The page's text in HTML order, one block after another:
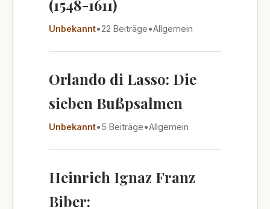
(1548-1611)
Unbekannt•22 Beiträge•Allgemein
Orlando di Lasso: Die
sieben Bußpsalmen
Unbekannt•5 Beiträge•Allgemein
Heinrich Ignaz Franz
Biber: